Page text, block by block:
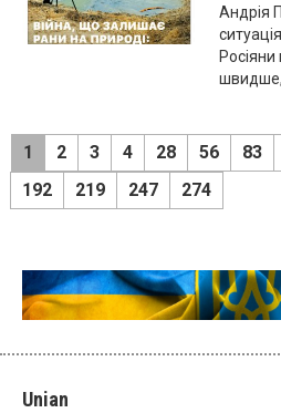
Андрія
1 2 3 4 28 56 83
192
219 247 274
Unian